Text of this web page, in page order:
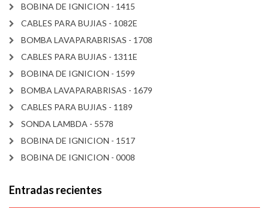
BOBINA DE IGNICION - 1415
CABLES PARA BUJIAS - 1082E
BOMBA LAVAPARABRISAS - 1708
CABLES PARA BUJIAS - 1311E
BOBINA DE IGNICION - 1599
BOMBA LAVAPARABRISAS - 1679
CABLES PARA BUJIAS - 1189
SONDA LAMBDA - 5578
BOBINA DE IGNICION - 1517
BOBINA DE IGNICION - 0008
Entradas recientes